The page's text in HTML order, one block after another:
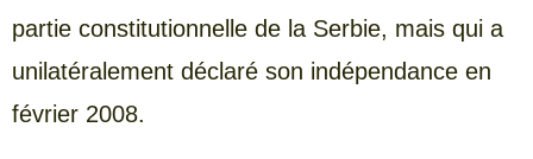
partie constitutionnelle de la Serbie, mais qui a
unilatéralement déclaré son indépendance en
février 2008.